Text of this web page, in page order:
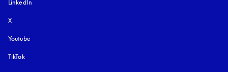
LinkedIn
X
Youtube
TikTok